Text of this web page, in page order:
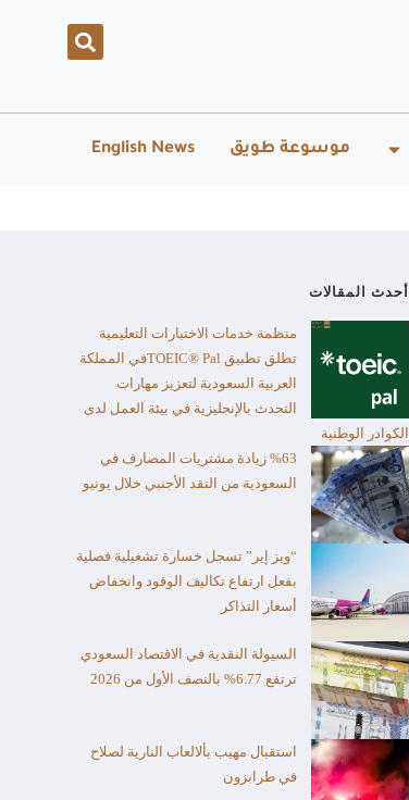
موسوعة طويق English News
أحدث المقالات
منظمة خدمات الاختبارات التعليمية
تطلق تطبيق TOEIC® Palفي المملكة
العربية السعودية لتعزيز مهارات
التحدث بالإنجليزية في بيئة العمل لدى
الكوادر الوطنية
%63 زيادة مشتريات المصارف في
السعودية من النقد الأجنبي خلال يونيو
“ويز إير” تسجل خسارة تشغيلية فصلية
بفعل ارتفاع تكاليف الوقود وانخفاض
أسعار التذاكر
السيولة النقدية في الاقتصاد السعودي
ترتفع 6.77% بالنصف الأول من 2026
استقبال مهيب بألالعاب النارية لصلاح
في طرابزون